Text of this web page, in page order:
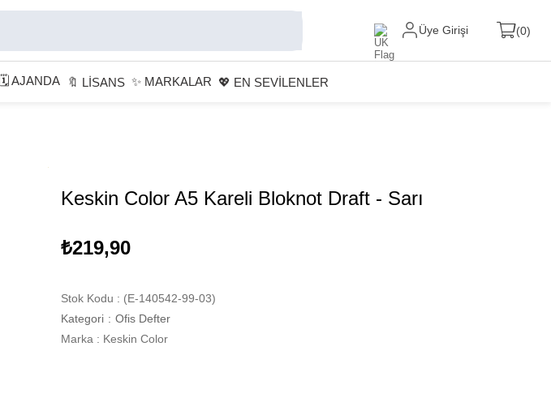
Üye Girişi 0
🗓 AJANDA 🔖 LİSANS ✨ MARKALAR 💖 EN SEVİLENLER
Keskin Color A5 Kareli Bloknot Draft - Sarı
₺219,90
Stok Kodu
(E-140542-99-03)
Kategori : Ofis Defter
Marka : Keskin Color